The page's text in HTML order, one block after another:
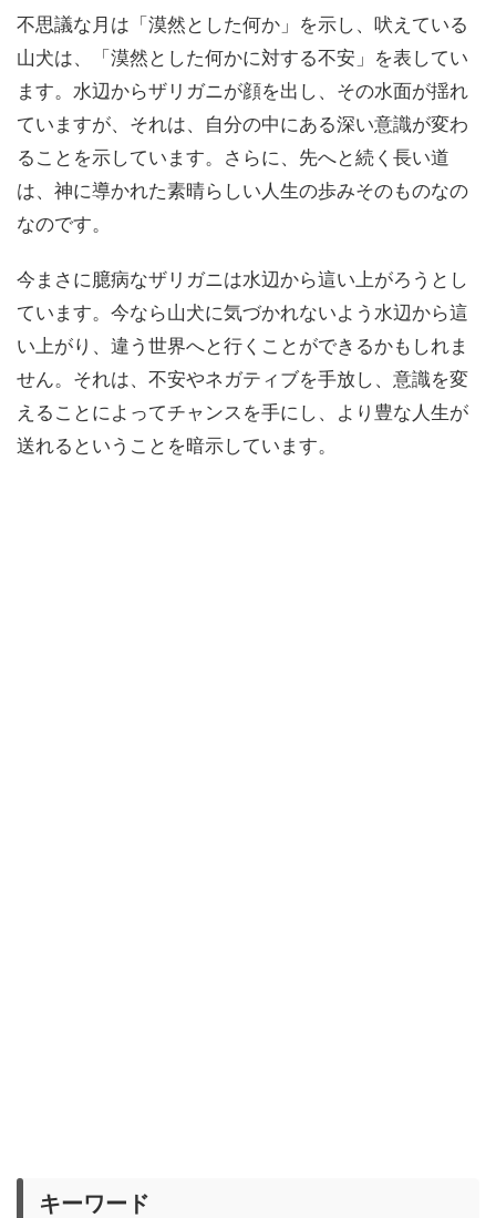
不思議な月は「漠然とした何か」を示し、吠えている
山犬は、「漠然とした何かに対する不安」を表してい
ます。水辺からザリガニが顔を出し、その水面が揺れ
ていますが、それは、自分の中にある深い意識が変わ
ることを示しています。さらに、先へと続く長い道
は、神に導かれた素晴らしい人生の歩みそのものなの
なのです。
今まさに臆病なザリガニは水辺から這い上がろうとし
ています。今なら山犬に気づかれないよう水辺から這
い上がり、違う世界へと行くことができるかもしれま
せん。それは、不安やネガティブを手放し、意識を変
えることによってチャンスを手にし、より豊な人生が
送れるということを暗示しています。
キーワード